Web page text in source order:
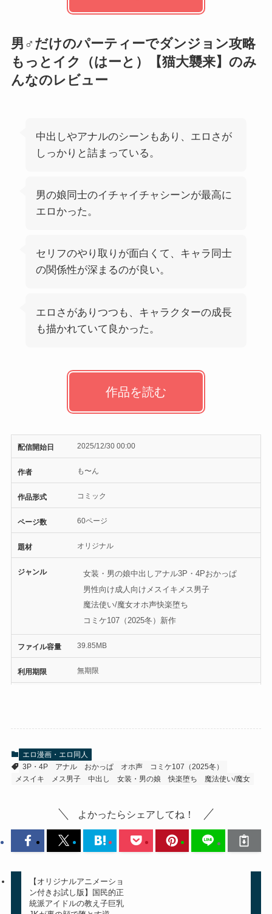
男♂だけのパーティーでダンジョン攻略
もっとイク（はーと）【猫大襲来】のみ
んなのレビュー
中出しやアナルのシーンもあり、エロさが
しっかりと詰まっている。
男の娘同士のイチャイチャシーンが最高に
エロかった。
セリフのやり取りが面白くて、キャラ同士
の関係性が深まるのが良い。
エロさがありつつも、キャラクターの成長
も描かれていて良かった。
作品を読む
配信開始日 2025/12/30 00:00
作者 も〜ん
作品形式 コミック
ページ数 60ページ
題材 オリジナル
ジャンル 女装・男の娘中出し アナル3P・4Pおかっぱ
男性向け成人向け メスイキ メス男子
魔法使い/魔女オホ声快楽堕ち
コミケ107（2025冬） 新作
ファイル容量 39.85MB
利用期限 無期限
エロ漫画・エロ同人
3P・4P
アナル おかっぱ オホ声
コミケ107（2025冬）
メスイキ
メス男子 中出し 女装・男の娘 快楽堕ち 魔法使い/魔女
よかったらシェアしてね！
【オリジナルアニメーショ
ン付きお試し版】国民的正
統派アイドルの教え子巨乳